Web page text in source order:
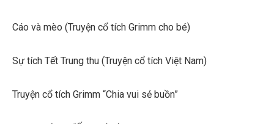
Cáo và mèo (Truyện cổ tích Grimm cho bé)
Sự tích Tết Trung thu (Truyện cổ tích Việt Nam)
Truyện cổ tích Grimm “Chia vui sẻ buồn”